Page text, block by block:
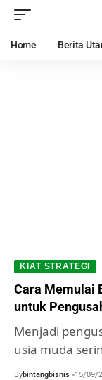
Home Berita
KIAT STRATEGI
Cara Memulai
untuk
Menjadi
usia muda
Bybintangbisnis 15/09/